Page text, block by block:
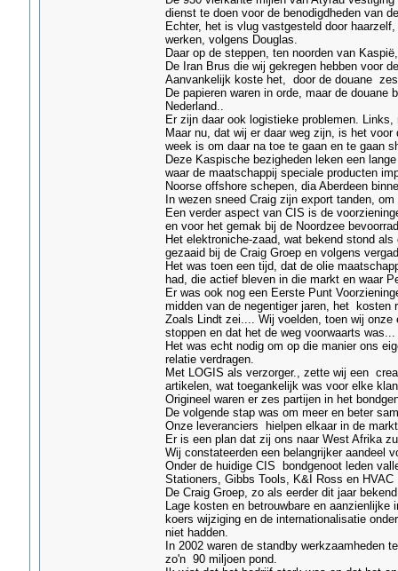
dienst te doen voor de benodigdheden van
Echter, het is vlug vastgesteld door
werken, volgens Douglas.
Daar op de steppen, ten noorden van
De Iran Brus die wij gekregen hebben voor
Aanvankelijk koste het, door de douane
De papieren waren in orde, maar de
Nederland..
Er zijn daar ook logistieke problemen.
Maar nu, dat wij er daar weg zijn, is het
week is om daar na toe te gaan en te gaan
Deze Kaspische bezigheden leken een
waar de maatschappij speciale producten
Noorse offshore schepen, dia Aberdeen
In wezen sneed Craig zijn export tanden,
Een verder aspect van CIS is de
en voor het gemak bij de Noordzee
Het elektroniche-zaad, wat bekend stond
gezaaid bij de Craig Groep en volgens
Het was toen een tijd, dat de olie
had, die actief bleven in die markt en waar
Er was ook nog een Eerste Punt
midden van de negentiger jaren, het kosten
Zoals Lindt zei.... Wij voelden, toen wij
stoppen en dat het de weg voorwaarts was...
Het was echt nodig om op die manier ons
relatie verdragen.
Met LOGIS als verzorger., zette wij een
artikelen, wat toegankelijk was voor elke
Origineel waren er zes partijen in het
De volgende stap was om meer en beter
Onze leveranciers hielpen elkaar in de
Er is een plan dat zij ons naar West Afrika
Wij constateerden een belangrijker aandeel
Onder de huidige CIS bondgenoot leden
Stationers, Gibbs Tools, K&I Ross en HVAC
De Craig Groep, zo als eerder dit jaar
Lage kosten en betrouwbare en
koers wijziging en de internationalisatie
niet hadden.
In 2002 waren de standby werkzaamheden
zo'n 90 miljoen pond.